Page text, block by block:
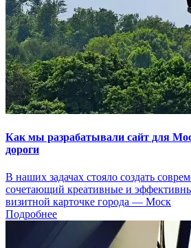
Как мы разрабатывали сайт для
дороги
В наших задачах стояло создать
сочетающий креативные и
визитной карточке города — Моск
Подробнее